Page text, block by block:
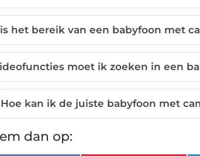
het bereik van een babyfoon met
moet ik zoeken in een
Hoe kan ik de juiste babyfoon met
dan op: